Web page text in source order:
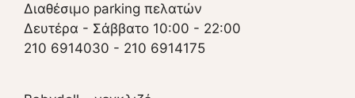
Διαθέσιμο parking πελατών
Δευτέρα - Σάββατο 10:00 - 22:00
210 6914030 - 210 6914175